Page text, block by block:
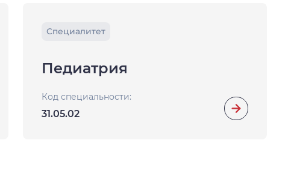
Специалитет
Педиатрия
Код специальности:
31.05.02